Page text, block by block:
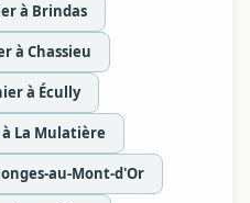
à Brindas
à Chassieu
à Écully
La Mulatière
au-Mont-d'Or